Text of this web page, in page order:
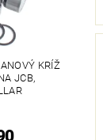
KRÍŽ
JCB,